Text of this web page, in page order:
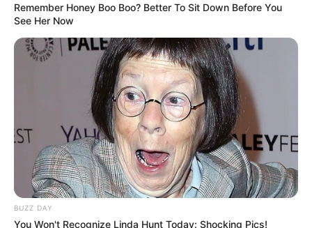
Remember Honey Boo Boo? Better To Sit Down Before You
See Her Now
BUZZ DAY
You Won't Recognize Linda Hunt Today: Shocking Pics!